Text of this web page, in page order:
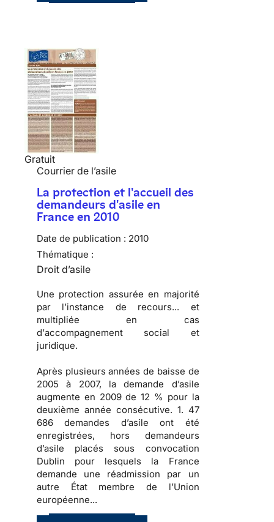
Gratuit
Courrier de l’asile
La protection et l'accueil des
demandeurs d'asile en
France en 2010
Date de publication : 2010
Thématique :
Droit d’asile
Une protection assurée en majorité
par l’instance de recours... et
multipliée en cas
d’accompagnement social et
juridique.
Après plusieurs années de baisse de
2005 à 2007, lademande d’asile
augmente en 2009de 12 % pour la
deuxième année consécutive. 1. 47
686 demandes d’asile ont été
enregistrées, hors demandeurs
d’asile placés sous convocation
Dublin pour lesquels la France
demande une réadmission par un
autre État membre de l’Union
européenne...